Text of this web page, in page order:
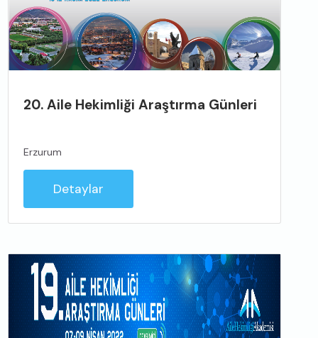
20. Aile Hekimliği Araştırma Günleri
Erzurum
Detaylar